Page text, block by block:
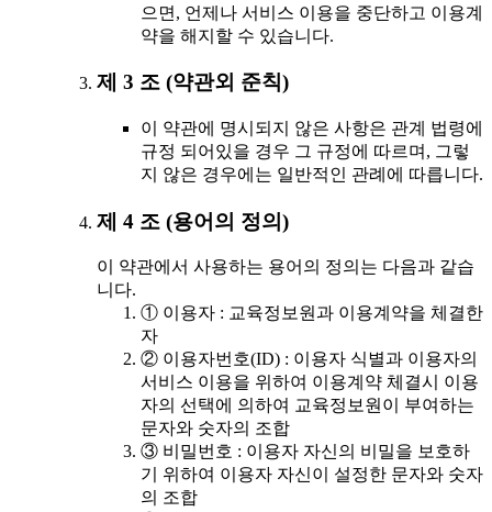
으면, 언제나 서비스 이용을 중단하고 이용계
약을 해지할 수 있습니다.
제 3 조 (약관외 준칙)
이 약관에 명시되지 않은 사항은 관계 법령에
규정 되어있을 경우 그 규정에 따르며, 그렇
지 않은 경우에는 일반적인 관례에 따릅니다.
제 4 조 (용어의 정의)
이 약관에서 사용하는 용어의 정의는 다음과 같습
니다.
① 이용자 : 교육정보원과 이용계약을 체결한
자
② 이용자번호(ID) : 이용자 식별과 이용자의
서비스 이용을 위하여 이용계약 체결시 이용
자의 선택에 의하여 교육정보원이 부여하는
문자와 숫자의 조합
③ 비밀번호 : 이용자 자신의 비밀을 보호하
기 위하여 이용자 자신이 설정한 문자와 숫자
의 조합